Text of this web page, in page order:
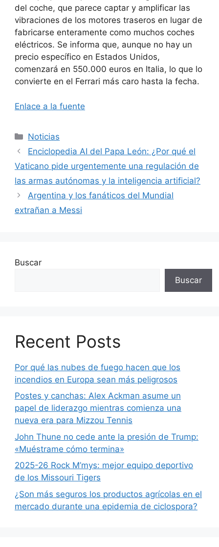
del coche, que parece captar y amplificar las
vibraciones de los motores traseros en lugar de
fabricarse enteramente como muchos coches
eléctricos. Se informa que, aunque no hay un
precio específico en Estados Unidos,
comenzará en 550.000 euros en Italia, lo que lo
convierte en el Ferrari más caro hasta la fecha.
Enlace a la fuente
Categorías
Noticias
Enciclopedia AI del Papa León: ¿Por qué el
Vaticano pide urgentemente una regulación de
las armas autónomas y la inteligencia artificial?
Argentina y los fanáticos del Mundial
extrañan a Messi
Buscar
Buscar
Recent Posts
Por qué las nubes de fuego hacen que los
incendios en Europa sean más peligrosos
Postes y canchas: Alex Ackman asume un
papel de liderazgo mientras comienza una
nueva era para Mizzou Tennis
John Thune no cede ante la presión de Trump:
«Muéstrame cómo termina»
2025-26 Rock M’mys: mejor equipo deportivo
de los Missouri Tigers
¿Son más seguros los productos agrícolas en el
mercado durante una epidemia de ciclospora?